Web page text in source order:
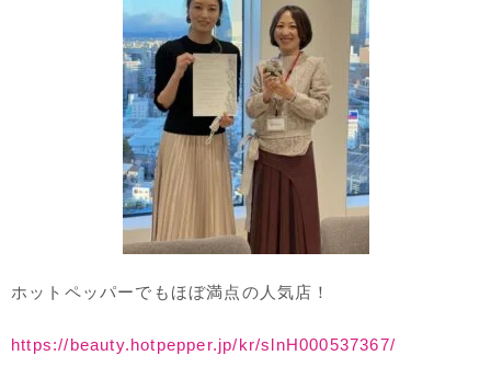
ホットペッパーでもほぼ満点の人気店！
https://beauty.hotpepper.jp/kr/slnH000537367/